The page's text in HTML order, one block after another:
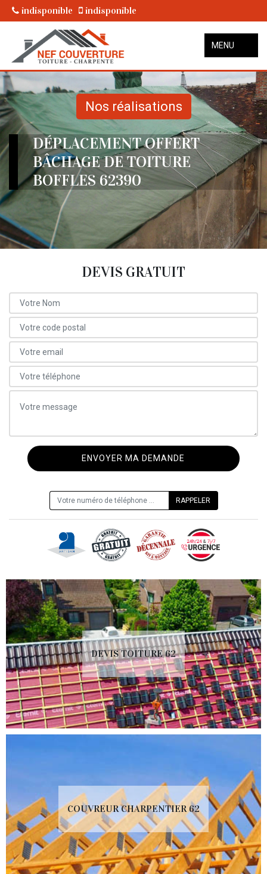
indisponible indisponible
MENU
Nos réalisations
DÉPLACEMENT OFFERT
BÂCHAGE DE TOITURE
BOFFLES 62390
DEVIS GRATUIT
DEVIS TOITURE 62
COUVREUR CHARPENTIER 62